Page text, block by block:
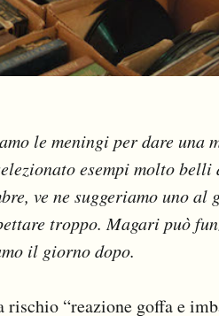
le meningi per dare una
esempi molto
ve ne suggeriamo uno al
troppo. Magari può
il giorno dopo.
“reazione goffa e